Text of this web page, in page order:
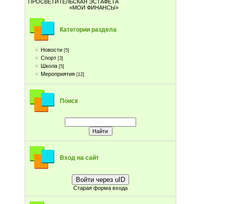
ПРОСВЕТИТЕЛЬСКАЯ ЭСТАФЕТА
«МОИ ФИНАНСЫ»
Категории раздела
Новости [5]
Спорт [3]
Школа [5]
Мероприятия [12]
Поиск
Вход на сайт
Войти через uID
Старая форма входа